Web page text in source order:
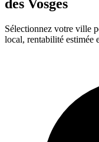
des Vosges
Sélectionnez votre ville
local, rentabilité estimée